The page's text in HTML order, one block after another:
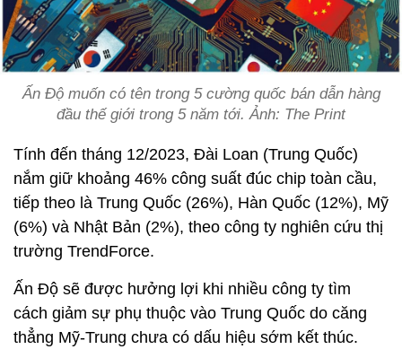
Ấn Độ muốn có tên trong 5 cường quốc bán dẫn hàng
đầu thế giới trong 5 năm tới. Ảnh: The Print
Tính đến tháng 12/2023, Đài Loan (Trung Quốc)
nắm giữ khoảng 46% công suất đúc chip toàn cầu,
tiếp theo là Trung Quốc (26%), Hàn Quốc (12%), Mỹ
(6%) và Nhật Bản (2%), theo công ty nghiên cứu thị
trường TrendForce.
Ấn Độ sẽ được hưởng lợi khi nhiều công ty tìm
cách giảm sự phụ thuộc vào Trung Quốc do căng
thẳng Mỹ-Trung chưa có dấu hiệu sớm kết thúc.